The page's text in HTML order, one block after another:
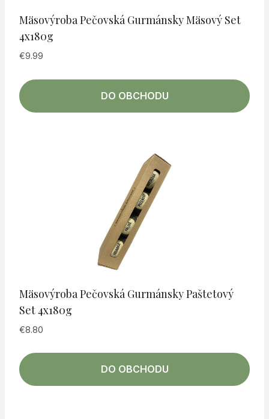
Mäsovýroba Pečovská Gurmánsky Mäsový Set
4x180g
€9.99
DO OBCHODU
Mäsovýroba Pečovská Gurmánsky Paštetový
Set 4x180g
€8.80
DO OBCHODU